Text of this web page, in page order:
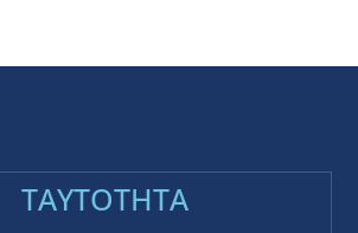
TAYTOTHTA